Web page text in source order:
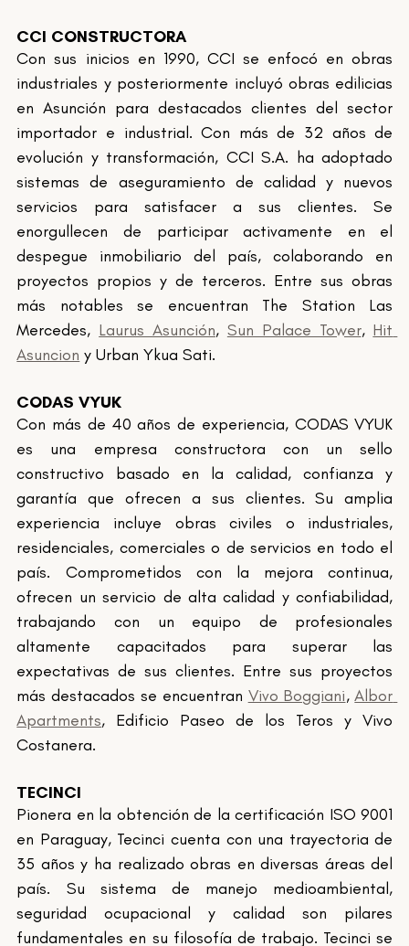
CCI CONSTRUCTORA
Con sus inicios en 1990, CCI se enfocó en obras
industriales y posteriormente incluyó obras edilicias
en Asunción para destacados clientes del sector
importador e industrial. Con más de 32 años de
evolución y transformación, CCI S.A. ha adoptado
sistemas de aseguramiento de calidad y nuevos
servicios para satisfacer a sus clientes. Se
enorgullecen de participar activamente en el
despegue inmobiliario del país, colaborando en
proyectos propios y de terceros. Entre sus obras
más notables se encuentran The Station Las
Mercedes, Laurus Asunción, Sun Palace Tower, Hit
Asuncion y Urban Ykua Sati.
CODAS VYUK
Con más de 40 años de experiencia, CODAS VYUK
es una empresa constructora con un sello
constructivo basado en la calidad, confianza y
garantía que ofrecen a sus clientes. Su amplia
experiencia incluye obras civiles o industriales,
residenciales, comerciales o de servicios en todo el
país. Comprometidos con la mejora continua,
ofrecen un servicio de alta calidad y confiabilidad,
trabajando con un equipo de profesionales
altamente capacitados para superar las
expectativas de sus clientes. Entre sus proyectos
más destacados se encuentran Vivo Boggiani, Albor
Apartments, Edificio Paseo de los Teros y Vivo
Costanera.
TECINCI
Pionera en la obtención de la certificación ISO 9001
en Paraguay, Tecinci cuenta con una trayectoria de
35 años y ha realizado obras en diversas áreas del
país. Su sistema de manejo medioambiental,
seguridad ocupacional y calidad son pilares
fundamentales en su filosofía de trabajo. Tecinci se